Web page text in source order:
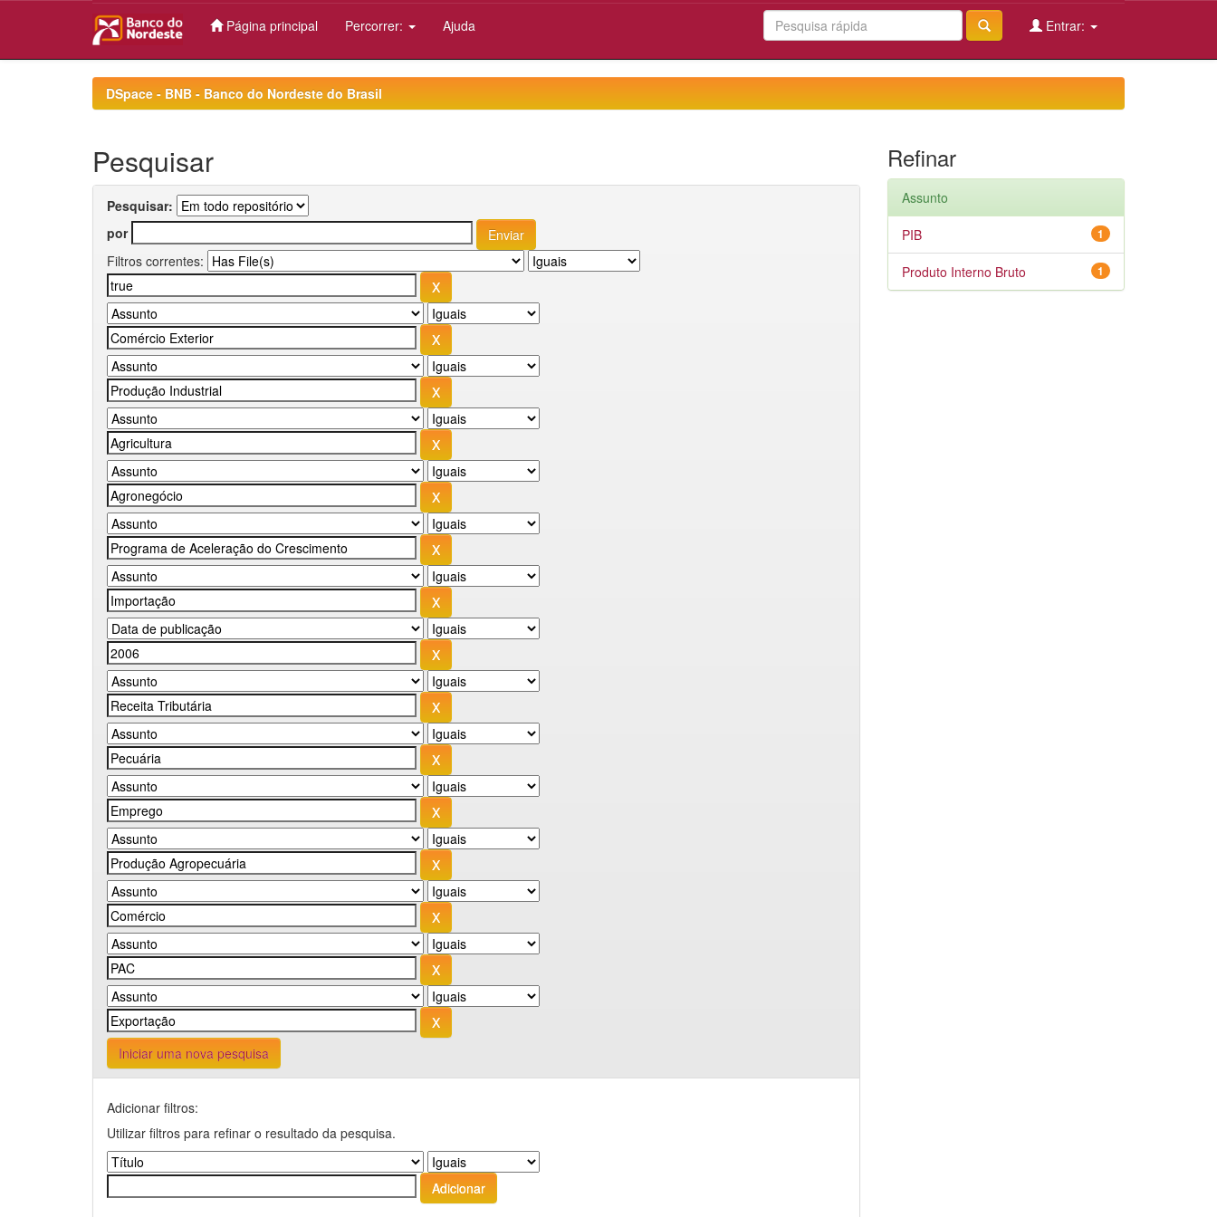
Página principal Percorrer: Ajuda Entrar:
DSpace - BNB - Banco do Nordeste do Brasil
Pesquisar
Pesquisar:
por
Filtros correntes:
Iniciar uma nova pesquisa
Adicionar filtros:
Utilizar filtros para refinar o resultado da pesquisa.
Refinar
Assunto
1
PIB
1
Produto Interno Bruto